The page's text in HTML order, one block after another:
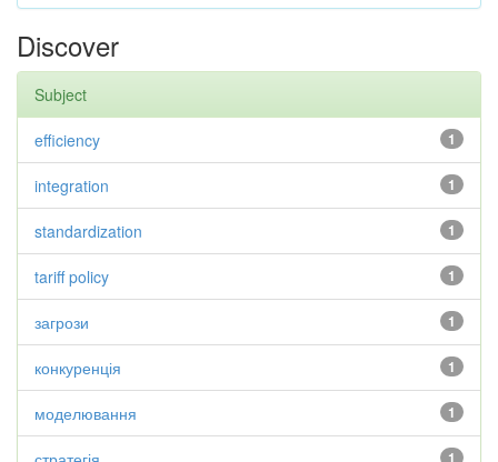
Discover
Subject
1
efficiency
1
integration
1
standardization
1
tariff policy
1
загрози
1
конкуренція
1
моделювання
1